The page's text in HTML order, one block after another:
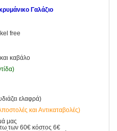
Γαλάζιο
free
καβάλο
ελαφρά)
και Αντικαταβολές)
μας
των 60€ κόστος 6€